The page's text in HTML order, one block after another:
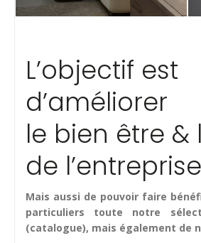
L’objectif est
d’améliorer
le bien être &
de l’entreprise
Mais aussi de pouvoir faire
particuliers toute notre
(catalogue), mais également de